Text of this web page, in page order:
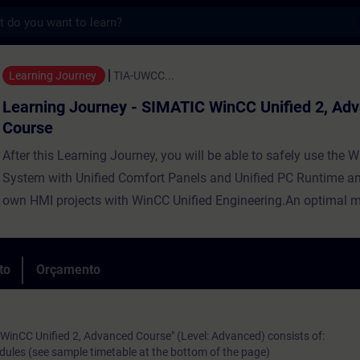
- SIMATIC WinCC Unified 2,
Learning Journey TIA-UWCC...
Learning Journey - SIMATIC WinCC Unified 2,
Course
After this Learning Journey, you will be able to safely use the
System with Unified Comfort Panels and Unified PC Runtime
own HMI projects with WinCC Unified Engineering.An optimal
success.Various practical tasks in our virtual exercise
throughout the Learning Journey help you to prepare for
support you in your own personal practice transfer.More
Orçamento
Unified 2, Advanced Course" (Level: Advanced) consists of:
(see sample timetable at the bottom of the page)